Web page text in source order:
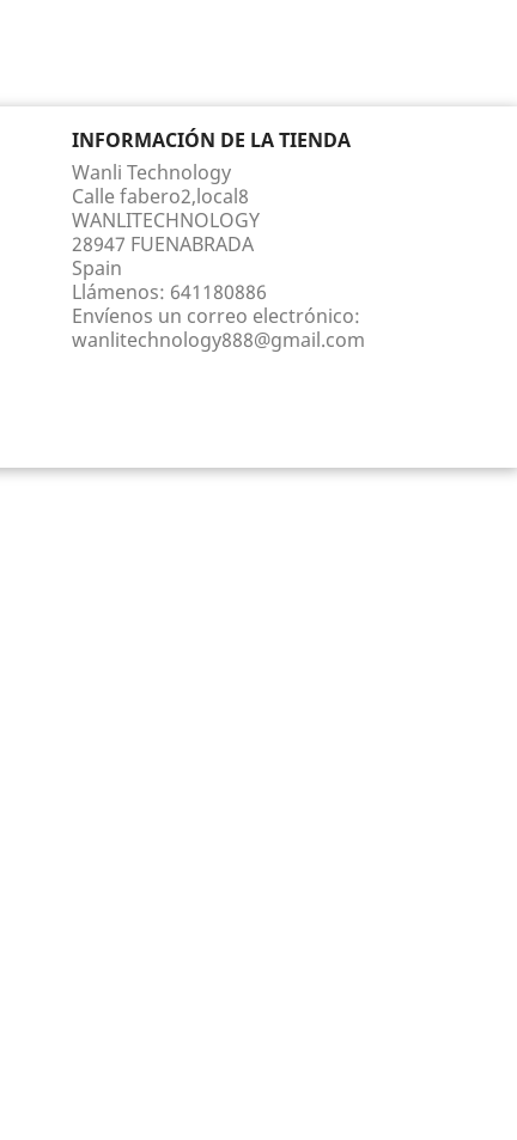
INFORMACIÓN DE LA TIENDA
Wanli Technology
Calle fabero2,local8
WANLITECHNOLOGY
28947 FUENABRADA
Spain
Llámenos: 641180886
Envíenos un correo electrónico:
wanlitechnology888@gmail.com